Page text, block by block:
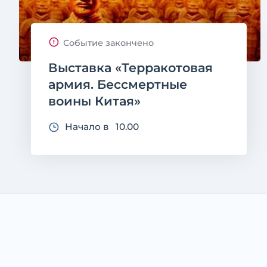
Событие закончено
Выставка «Терракотовая
армия. Бессмертные
воины Китая»
Начало в 10.00